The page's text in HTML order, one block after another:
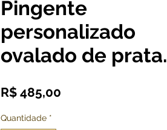
Pingente
personalizado
ovalado de prata.
R$ 485,00
Quantidade *